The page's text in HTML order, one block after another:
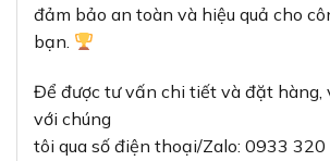
đảm bảo an toàn và hiệu quả cho
bạn.
Để được tư vấn chi tiết và đặt hàng,
với chúng
tôi qua số điện thoại/Zalo: 0933